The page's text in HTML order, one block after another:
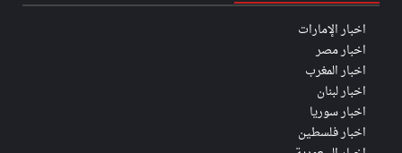
اخبار الإمارات
اخبار مصر
اخبار المغرب
اخبار لبنان
اخبار سوريا
اخبار فلسطين